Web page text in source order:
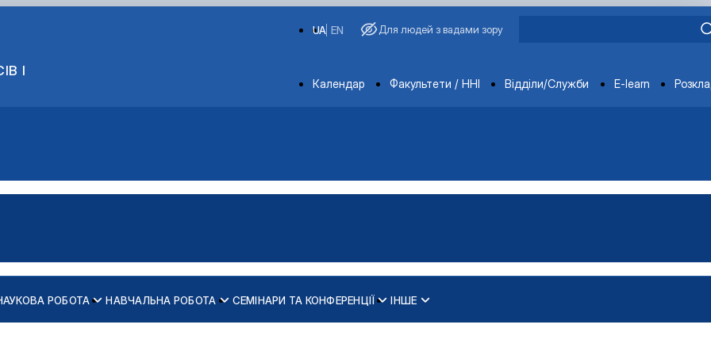
І
EN
UA Для людей з вадами зору
Departments
Календар Факультети / ННІ Відділи/Служби E-learn
виробництва
РОБОТА НАВЧАЛЬНА РОБОТА СЕМІНАРИ ТА КОНФЕРЕНЦІЇ ІНШЕ